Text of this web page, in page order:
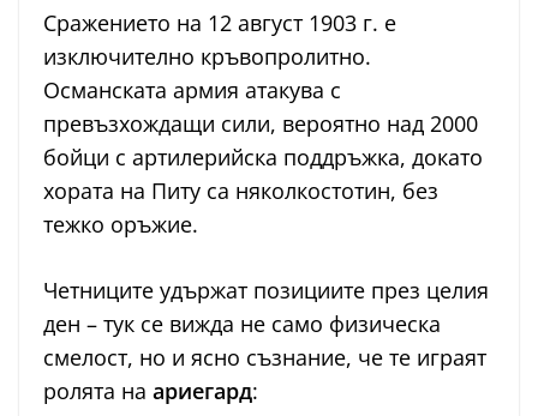
Сражението на 12 август 1903 г. е
изключително кръвопролитно.
Османската армия атакува с
превъзхождащи сили, вероятно над 2000
бойци с артилерийска поддръжка, докато
хората на Питу са няколкостотин, без
тежко оръжие.
Четниците удържат позициите през целия
ден – тук се вижда не само физическа
смелост, но и ясно съзнание, че те играят
ролята на ариегард: